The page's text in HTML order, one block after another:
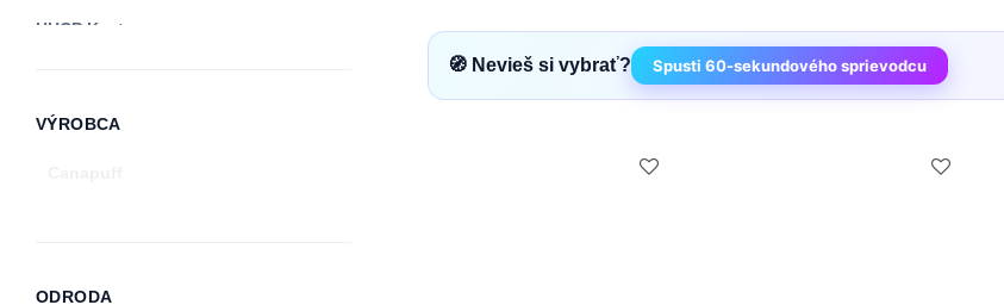
HHCP Kvety
VÝROBCA
ODRODA
🧭 Nevieš si vybrať? Spusti 60-sekundového sprievodcu